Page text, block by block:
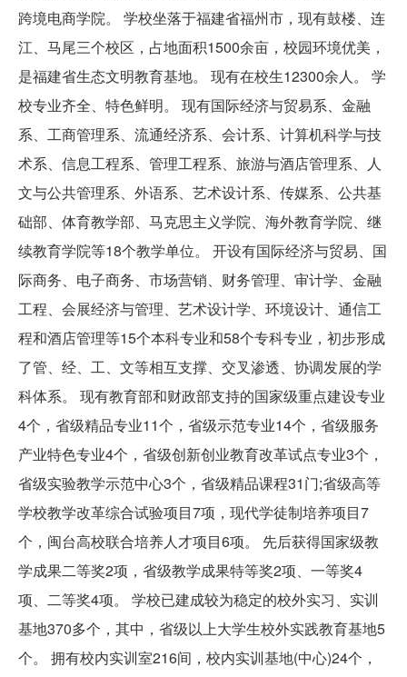
跨境电商学院。 学校坐落于福建省福州市，现有鼓楼、连
江、马尾三个校区，占地面积1500余亩，校园环境优美，
是福建省生态文明教育基地。 现有在校生12300余人。 学
校专业齐全、特色鲜明。 现有国际经济与贸易系、金融
系、工商管理系、流通经济系、会计系、计算机科学与技
术系、信息工程系、管理工程系、旅游与酒店管理系、人
文与公共管理系、外语系、艺术设计系、传媒系、公共基
础部、体育教学部、马克思主义学院、海外教育学院、继
续教育学院等18个教学单位。 开设有国际经济与贸易、国
际商务、电子商务、市场营销、财务管理、审计学、金融
工程、会展经济与管理、艺术设计学、环境设计、通信工
程和酒店管理等15个本科专业和58个专科专业，初步形成
了管、经、工、文等相互支撑、交叉渗透、协调发展的学
科体系。 现有教育部和财政部支持的国家级重点建设专业
4个，省级精品专业11个，省级示范专业14个，省级服务
产业特色专业4个，省级创新创业教育改革试点专业3个，
省级实验教学示范中心3个，省级精品课程31门;省级高等
学校教学改革综合试验项目7项，现代学徒制培养项目7
个，闽台高校联合培养人才项目6项。 先后获得国家级教
学成果二等奖2项，省级教学成果特等奖2项、一等奖4
项、二等奖4项。 学校已建成较为稳定的校外实习、实训
基地370多个，其中，省级以上大学生校外实践教育基地5
个。 拥有校内实训室216间，校内实训基地(中心)24个，